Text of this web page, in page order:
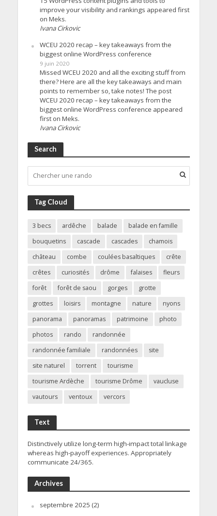
improve your visibility and rankings appeared first
on Meks.
Ivana Cirkovic
WCEU 2020 recap – key takeaways from the
biggest online WordPress conference
9 juin 2020
Missed WCEU 2020 and all the exciting stuff from
there? Here are all the key takeaways and main
points to remember so, take notes! The post
WCEU 2020 recap – key takeaways from the
biggest online WordPress conference appeared
first on Meks.
Ivana Cirkovic
Search
Tag Cloud
3 becs ardêche balade
balade en famille
bouquetins
cascade cascades
chamois
château
combe coulées basaltiques
crête
crêtes
curiosités drôme falaises
fleurs
forêt
forêt de saou gorges
grotte
grottes
loisirs montagne nature
nyons
panorama
panoramas patrimoine
photo
photos
rando
randonnée
randonnée familiale
randonnées
site
site naturel
torrent
tourisme
tourisme Ardèche
tourisme Drôme
vaucluse
vautours
ventoux vercors
Text
Distinctively utilize long-term high-impact total linkage
whereas high-payoff experiences. Appropriately
communicate 24/365.
Archives
septembre 2025 (2)